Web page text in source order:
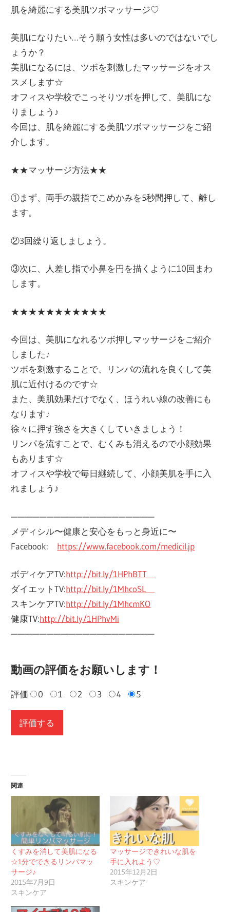
肌を綺麗にする美肌ツボマッサージ♡
美肌になりたい…そう願う女性は多いのではないでし
ょうか？
美肌になるには、ツボを刺激したマッサージをオス
スメします☆
オフィスや学校でこっそりツボを押して、美肌にな
りましょう♪
今回は、肌を綺麗にする美肌ツボマッサージをご紹
介します。
★★マッサージ方法★★
①まず、両手の親指でこめかみを5秒間押して、離し
ます。
②3回繰り返しましょう。
③次に、人差し指で小鼻を円を描くように10回まわ
します。
★★★★★★★★★★★
今回は、美肌になれるツボ押しマッサージをご紹介
しました♪
ツボを刺激することで、リンパの流れを良くして美
肌に近付けるのです☆
また、美肌効果だけでなく、ほうれい線の改善にも
なります♪
徐々に押す強さを大きくしていきましょう！
リンパを流すことで、むくみも消えるので小顔効果
もあります☆
オフィスや学校で毎日継続して、小顔美肌を手に入
れましょう♪
————————————————————
メディシル〜健康と安心をもっと身近に〜
Facebook: https://www.facebook.com/medicil.jp
ボディケアTV:http://bit.ly/1HPhBTT
ダイエットTV:http://bit.ly/1MhcoSL
スキンケアTV:http://bit.ly/1MhcmKO
健康TV:http://bit.ly/1HPhvMi
————————————————————
動画の評価をお願いします！
評価 0 1 2 3 4 5
関連
くすみを消して美肌になる
☆1分でできるリンパマッ
サージ♪
2015年7月9日
スキンケア
マッサージできれいな肌を
手に入れよう♡
2015年12月2日
スキンケア